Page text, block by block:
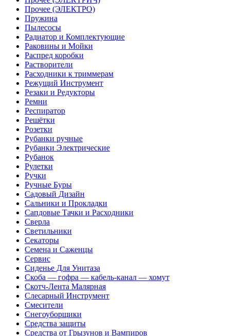
Прочее (ЭЛЕКТРО)
Пружина
Пылесосы
Радиатор и Комплектующие
Раковины и Мойки
Распред коробки
Растворители
Расходники к триммерам
Режущий Инструмент
Резаки и Редукторы
Ремни
Респиратор
Решётки
Розетки
Рубанки ручные
Рубанки Электрические
Рубанок
Рулетки
Ручки
Ручные Буры
Садовый Дизайн
Сальники и Прокладки
Сапдовые Тачки и Расходники
Сверла
Светильники
Секаторы
Семена и Саженцы
Сервис
Сиденье Для Унитаза
Скоба — гофра — кабель-канал — хомут
Скотч-Лента Малярная
Слесарный Инструмент
Смесители
Снегоуборщики
Средства защиты
Средства от Грызунов и Вампиров